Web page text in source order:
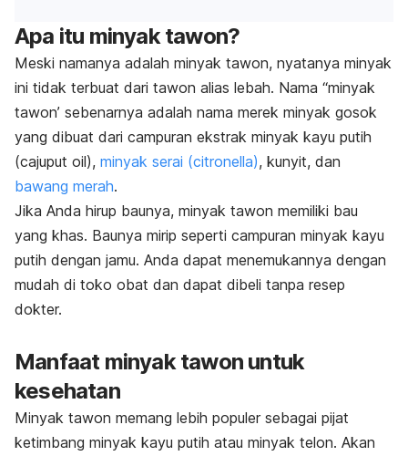
Apa itu minyak tawon?
Meski namanya adalah minyak tawon, nyatanya minyak
ini tidak terbuat dari tawon alias lebah. Nama “minyak
tawon’ sebenarnya adalah nama merek minyak gosok
yang dibuat dari campuran ekstrak minyak kayu putih
(cajuput oil), minyak serai (citronella), kunyit, dan
bawang merah.
Jika Anda hirup baunya, minyak tawon memiliki bau
yang khas. Baunya mirip seperti campuran minyak kayu
putih dengan jamu. Anda dapat menemukannya dengan
mudah di toko obat dan dapat dibeli tanpa resep
dokter.
Manfaat minyak tawon untuk
kesehatan
Minyak tawon memang lebih populer sebagai pijat
ketimbang minyak kayu putih atau minyak telon. Akan